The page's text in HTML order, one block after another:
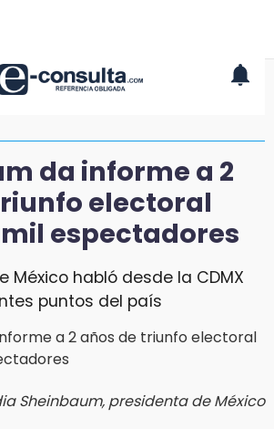
da informe a 2
electoral
espectadores
México habló desde la CDMX
puntos del país
Sheinbaum, presidenta de México